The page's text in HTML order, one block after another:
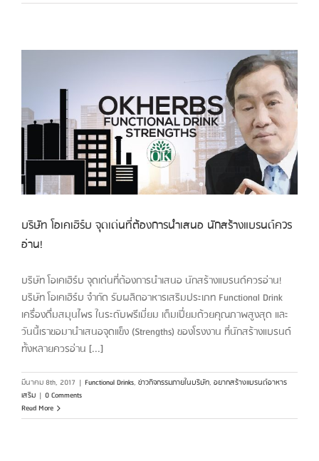
บริษัท โอเคเฮิร์บ จุดเด่นที่ต้องการนำเสนอ นักสร้างแบรนด์ควร
อ่าน!
บริษัท โอเคเฮิร์บ จุดเด่นที่ต้องการนำเสนอ นักสร้างแบรนด์ควรอ่าน!
บริษัท โอเคเฮิร์บ จำกัด รับผลิตอาหารเสริมประเภท Functional Drink
เครื่องดื่มสมุนไพร ในระดับพรีเมี่ยม เต็มเปี่ยมด้วยคุณภาพสูงสุด และ
วันนี้เราขอมานำเสนอจุดแข็ง (Strengths) ของโรงงาน ที่นักสร้างแบรนด์
ทั้งหลายควรอ่าน [...]
มีนาคม 8th, 2017 | Functional Drinks, ข่าวกิจกรรมภายในบริษัท, อยากสร้างแบรนด์อาหาร
เสริม | 0 Comments
Read More